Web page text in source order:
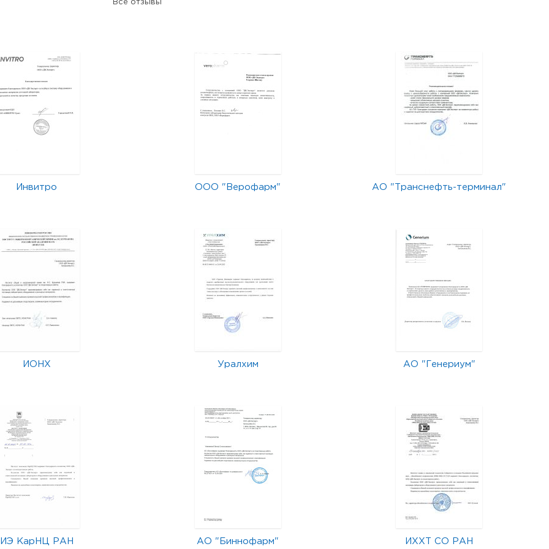
Все отзывы
Инвитро ООО "Верофарм" АО "Транснефть-терминал"
ИОНХ Уралхим АО "Генериум"
ИЭ КарНЦ РАН АО "Биннофарм" ИХХТ СО РАН